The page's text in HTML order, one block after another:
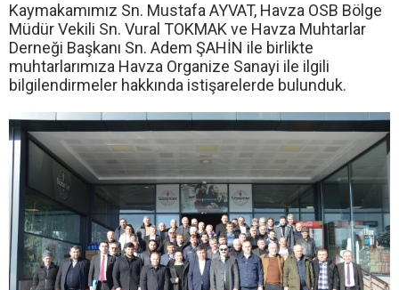
Kaymakamımız Sn. Mustafa AYVAT, Havza OSB Bölge
Müdür Vekili Sn. Vural TOKMAK ve Havza Muhtarlar
Derneği Başkanı Sn. Adem ŞAHİN ile birlikte
muhtarlarımıza Havza Organize Sanayi ile ilgili
bilgilendirmeler hakkında istişarelerde bulunduk.